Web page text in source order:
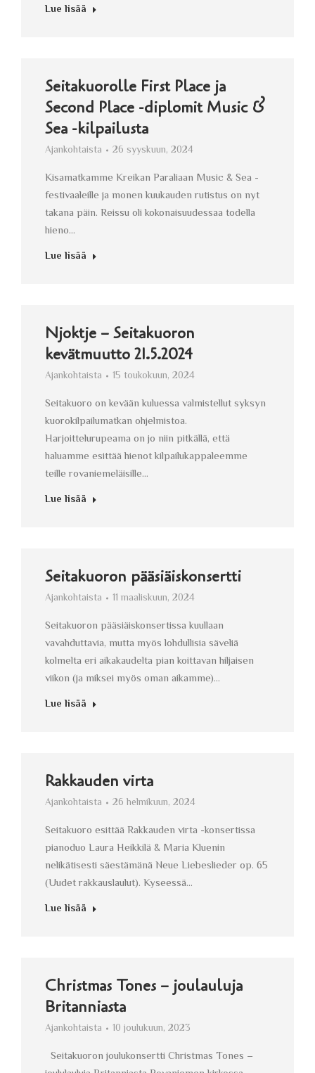
Lue lisää
Seitakuorolle First Place ja
Second Place -diplomit Music &
Sea -kilpailusta
Ajankohtaista 26 syyskuun, 2024
Kisamatkamme Kreikan Paraliaan Music & Sea -
festivaaleille ja monen kuukauden rutistus on nyt
takana päin. Reissu oli kokonaisuudessaa todella
hieno…
Lue lisää
Njoktje – Seitakuoron
kevätmuutto 21.5.2024
Ajankohtaista 15 toukokuun, 2024
Seitakuoro on kevään kuluessa valmistellut syksyn
kuorokilpailumatkan ohjelmistoa.
Harjoittelurupeama on jo niin pitkällä, että
haluamme esittää hienot kilpailukappaleemme
teille rovaniemeläisille…
Lue lisää
Seitakuoron pääsiäiskonsertti
Ajankohtaista 11 maaliskuun, 2024
Seitakuoron pääsiäiskonsertissa kuullaan
vavahduttavia, mutta myös lohdullisia säveliä
kolmelta eri aikakaudelta pian koittavan hiljaisen
viikon (ja miksei myös oman aikamme)…
Lue lisää
Rakkauden virta
Ajankohtaista 26 helmikuun, 2024
Seitakuoro esittää Rakkauden virta -konsertissa
pianoduo Laura Heikkilä & Maria Kluenin
nelikätisesti säestämänä Neue Liebeslieder op. 65
(Uudet rakkauslaulut). Kyseessä…
Lue lisää
Christmas Tones – joulauluja
Britanniasta
Ajankohtaista 10 joulukuun, 2023
Seitakuoron joulukonsertti Christmas Tones –